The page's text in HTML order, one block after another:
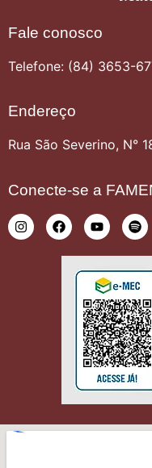
Fale conosco
Telefone: (84) 3653-
Endereço
Rua São Severino, N°
Conecte-se a